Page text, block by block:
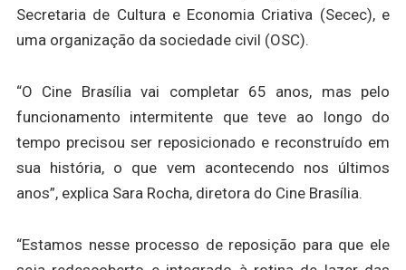
Secretaria de Cultura e Economia Criativa (Secec), e
uma organização da sociedade civil (OSC).
“O Cine Brasília vai completar 65 anos, mas pelo
funcionamento intermitente que teve ao longo do
tempo precisou ser reposicionado e reconstruído em
sua história, o que vem acontecendo nos últimos
anos”, explica Sara Rocha, diretora do Cine Brasília.
“Estamos nesse processo de reposição para que ele